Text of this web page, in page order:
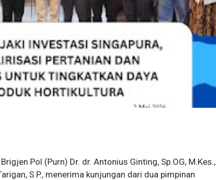
Pol (Purn) Dr. dr. Antonius Ginting, Sp.OG, M.Kes.,
S.P., menerima kunjungan dari dua pimpinan